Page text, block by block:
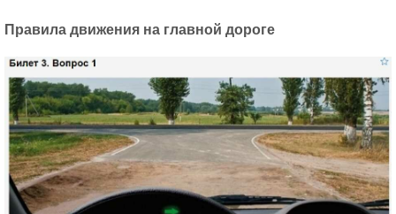
Правила движения на главной дороге